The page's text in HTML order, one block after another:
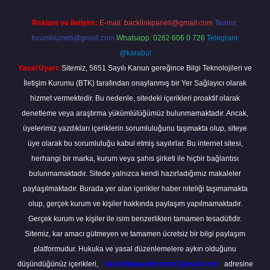
Reklam ve İletişim: E-mail: backlinkpaneli@gmail.com Teams:
forumhizmeti@gmail.com Whatsapp: 0262 606 0 726 Telegram:
@karabul
Yasal Uyarı: Sitemiz, 5651 Sayılı Kanun gereğince Bilgi Teknolojileri ve
İletişim Kurumu (BTK) tarafından onaylanmış bir Yer Sağlayıcı olarak
hizmet vermektedir. Bu nedenle, sitedeki içerikleri proaktif olarak
denetleme veya araştırma yükümlülüğümüz bulunmamaktadır. Ancak,
üyelerimiz yazdıkları içeriklerin sorumluluğunu taşımakta olup, siteye
üye olarak bu sorumluluğu kabul etmiş sayılırlar. Bu internet sitesi,
herhangi bir marka, kurum veya şahıs şirketi ile hiçbir bağlantısı
bulunmamaktadır. Sitede yalnızca kendi hazırladığımız makaleler
paylaşılmaktadır. Burada yer alan içerikler haber niteliği taşımamakta
olup, gerçek kurum ve kişiler hakkında paylaşım yapılmamaktadır.
Gerçek kurum ve kişiler ile isim benzerlikleri tamamen tesadüfidir.
Sitemiz, kar amacı gütmeyen ve tamamen ücretsiz bir bilgi paylaşım
platformudur. Hukuka ve yasal düzenlemelere aykırı olduğunu
düşündüğünüz içerikleri,
backlinkpanelicomtr@gmail.com adresine